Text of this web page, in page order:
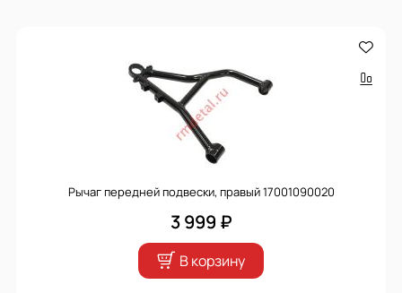
Рычаг передней подвески, правый 17001090020
3 999 ₽
В корзину